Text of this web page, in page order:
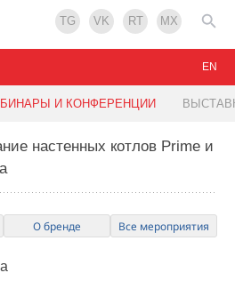
TG VK RT MX
И КОНФЕРЕНЦИИ
EN
настенных котлов Prime и
О бренде Все мероприятия